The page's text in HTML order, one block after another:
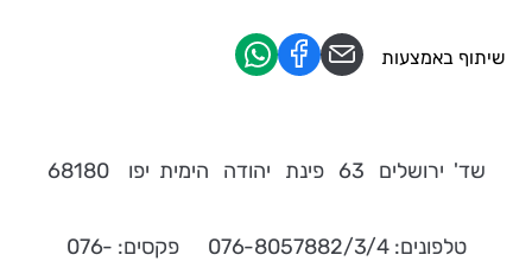
שד' ירושלים 63 פינת יהודה הימית יפו 68180
טלפונים: 076-8057882/3/4 פקסים: 076-
שיתוף באמצעות